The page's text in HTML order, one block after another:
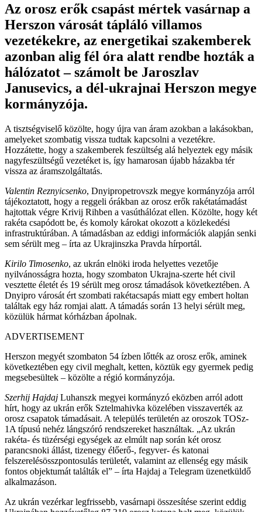
Az orosz erők csapást mértek vasárnap a
Herszon városát tápláló villamos
vezetékekre, az energetikai szakemberek
azonban alig fél óra alatt rendbe hozták a
hálózatot – számolt be Jaroszlav
Janusevics, a dél-ukrajnai Herszon megye
kormányzója.
A tisztségviselő közölte, hogy újra van áram azokban a lakásokban,
amelyeket szombatig vissza tudtak kapcsolni a vezetékre.
Hozzátette, hogy a szakemberek feszültség alá helyeztek egy másik
nagyfeszültségű vezetéket is, így hamarosan újabb házakba tér
vissza az áramszolgáltatás.
Valentin Reznyicsenko, Dnyipropetrovszk megye kormányzója arról
tájékoztatott, hogy a reggeli órákban az orosz erők rakétatámadást
hajtottak végre Krivij Rihben a vasúthálózat ellen. Közölte, hogy két
rakéta csapódott be, és komoly károkat okozott a közlekedési
infrastruktúrában. A támadásban az eddigi információk alapján senki
sem sérült meg – írta az Ukrajinszka Pravda hírportál.
Kirilo Timosenko, az ukrán elnöki iroda helyettes vezetője
nyilvánosságra hozta, hogy szombaton Ukrajna-szerte hét civil
vesztette életét és 19 sérült meg orosz támadások következtében. A
Dnyipro városát ért szombati rakétacsapás miatt egy embert holtan
találtak egy ház romjai alatt. A támadás során 13 helyi sérült meg,
közülük hármat kórházban ápolnak.
ADVERTISEMENT
Herszon megyét szombaton 54 ízben lőtték az orosz erők, aminek
következtében egy civil meghalt, ketten, köztük egy gyermek pedig
megsebesültek – közölte a régió kormányzója.
Szerhij Hajdaj Luhanszk megyei kormányzó eközben arról adott
hírt, hogy az ukrán erők Sztelmahivka közelében visszaverték az
orosz csapatok támadásait. A település területén az oroszok TOSz-
1A típusú nehéz lángszóró rendszereket használtak. „Az ukrán
rakéta- és tüzérségi egységek az elmúlt nap során két orosz
parancsnoki állást, tizenegy élőerő-, fegyver- és katonai
felszerelésösszpontosulás területét, valamint az ellenség egy másik
fontos objektumát találták el” – írta Hajdaj a Telegram üzenetküldő
alkalmazáson.
Az ukrán vezérkar legfrissebb, vasárnapi összesítése szerint eddig